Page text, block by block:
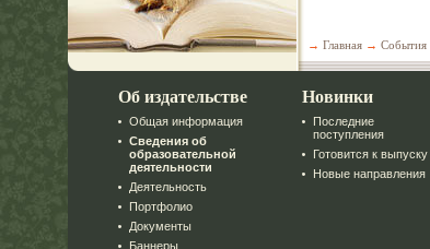
→ Главная → События
Об издательстве
Общая информация
Сведения об
образовательной
деятельности
Деятельность
Портфолио
Документы
Баннеры
Новинки
Последние
поступления
Готовится к выпуску
Новые направления